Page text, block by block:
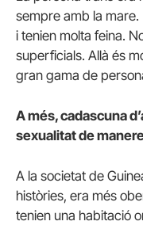
sempre amb la mare.
i tenien molta feina.
superficials. Allà és
gran gama de
A més, cadascuna
sexualitat de
A la societat de
històries, era més
tenien una habitació